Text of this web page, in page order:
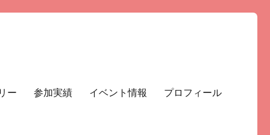
ー 参加実績 イベント情報 プロフィール